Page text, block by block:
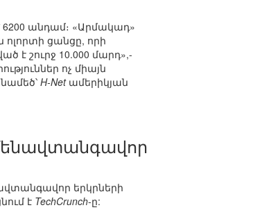
6200 անդամ։ «Արմակադ»
ցանցը, որի
է շուրջ 10.000 մարդ»,-
ոչ միայն
H-Net ամերիկյան
երկրների
է TechCrunch-ը: